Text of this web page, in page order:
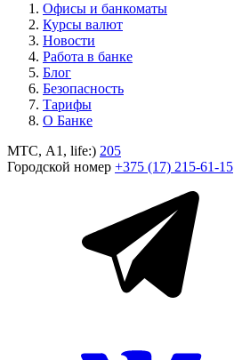
Офисы и банкоматы
Курсы валют
Новости
Работа в банке
Блог
Безопасность
Тарифы
О Банке
МТС, A1, life:) 205
Городской номер +375 (17) 215-61-15